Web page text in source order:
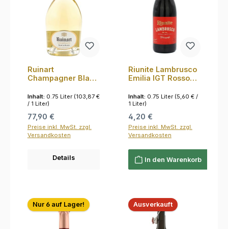
Ruinart
Champagner Blanc
0,75l
Inhalt: 0.75 Liter (103,87 €
/ 1 Liter)
Regulärer Preis:
77,90 €
Preise inkl. MwSt. zzgl.
Versandkosten
Details
Riunite Lambrusco
Emilia IGT Rosso
Inhalt: 0.75 Liter (5,60 € /
1 Liter)
Regulärer Preis:
4,20 €
Preise inkl. MwSt. zzgl.
Versandkosten
In den Warenkorb
Nur 6 auf Lager! Ausverkauft